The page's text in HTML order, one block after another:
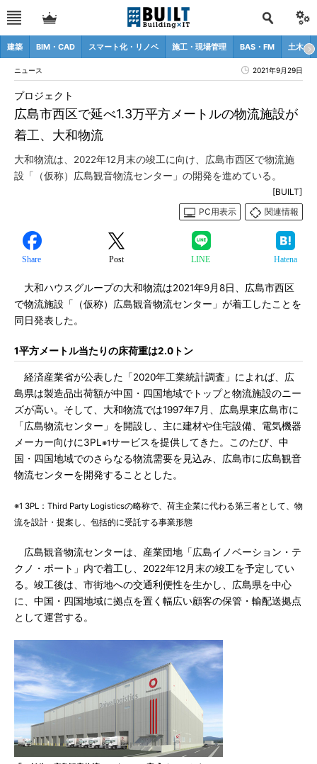
建築 BIM・CAD スマート化・リノベ 施工・現場管理 BAS・FM 土木
ニュース 2021年9月29日
広島市西区で延べ1.3万平方メートルの物流施設が
着工、大和物流
プロジェクト
大和物流は、2022年12月末の竣工に向け、広島市西区で物流施
設「（仮称）広島観音物流センター」の開発を進めている。
[BUILT]
PC用表示
関連情報
Share Post LINE Hatena
大和ハウスグループの大和物流は2021年9月8日、広島市西区
で物流施設「（仮称）広島観音物流センター」が着工したことを
同日発表した。
1平方メートル当たりの床荷重は2.0トン
経済産業省が公表した「2020年工業統計調査」によれば、広
島県は製造品出荷額が中国・四国地域でトップと物流施設のニー
ズが高い。そして、大和物流では1997年7月、広島県東広島市に
「広島物流センター」を開設し、主に建材や住宅設備、電気機器
メーカー向けに3PL ※1サービスを提供してきた。このたび、中
国・四国地域でのさらなる物流需要を見込み、広島市に広島観音
物流センターを開発することとした。
※1 3PL：Third Party Logisticsの略称で、荷主企業に代わる第三者として、物
流を設計・提案し、包括的に受託する事業形態
広島観音物流センターは、産業団地「広島イノベーション・テ
クノ・ポート」内で着工し、2022年12月末の竣工を予定してい
る。竣工後は、市街地への交通利便性を生かし、広島県を中心
に、中国・四国地域に拠点を置く幅広い顧客の保管・輸配送拠点
として運営する。